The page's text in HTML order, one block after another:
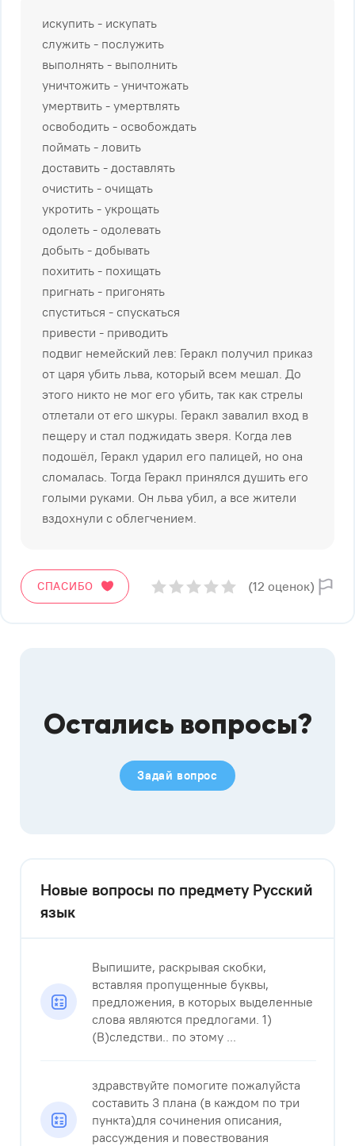
искупить - искупать
служить - послужить
выполнять - выполнить
уничтожить - уничтожать
умертвить - умертвлять
освободить - освобождать
поймать - ловить
доставить - доставлять
очистить - очищать
укротить - укрощать
одолеть - одолевать
добыть - добывать
похитить - похищать
пригнать - пригонять
спуститься - спускаться
привести - приводить
подвиг немейский лев: Геракл получил приказ
от царя убить льва, который всем мешал. До
этого никто не мог его убить, так как стрелы
отлетали от его шкуры. Геракл завалил вход в
пещеру и стал поджидать зверя. Когда лев
подошёл, Геракл ударил его палицей, но она
сломалась. Тогда Геракл принялся душить его
голыми руками. Он льва убил, а все жители
вздохнули с облегчением.
СПАСИБО (12 оценок)
Остались вопросы?
Задай вопрос
Новые вопросы по предмету Русский
язык
Выпишите, раскрывая скобки,
вставляя пропущенные буквы,
предложения, в которых выделенные
слова являются предлогами. 1)
(В)следстви.. по этому ...
здравствуйте помогите пожалуйста
составить 3 плана (в каждом по три
пункта)для сочинения описания,
рассуждения и повествования